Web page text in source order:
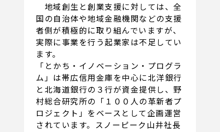
地域創生と創業支援に対しては、全
国の自治体や地域金融機関などの支援
者側が積極的に取り組んでいますが、
実際に事業を行う起業家は不足してい
ます。
「とかち・イノベーション・プログラ
ム」は帯広信用金庫を中心に北洋銀行
と北海道銀行の３行が資金提供し、野
村総合研究所の「１００人の革新者プ
ロジェクト」をベースとして企画運営
されています。スノーピーク山井社長